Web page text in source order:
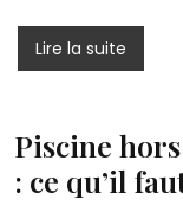
Lire la suite
Piscine
: ce qu’il